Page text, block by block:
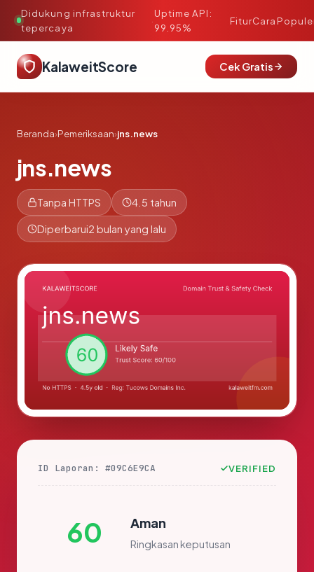
Didukung infrastruktur
tepercaya
·
Uptime API:
99.95%
FiturCara
KalaweitScore Cek Gratis
Beranda›Pemeriksaan›jns.news
jns.news
Tanpa HTTPS 4.5 tahun
Diperbarui2 bulan yang lalu
ID Laporan: #09C6E9CA VERIFIED
60 Aman
Ringkasan keputusan